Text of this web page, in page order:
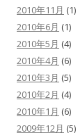
2010年11月 (1)
2010年6月 (1)
2010年5月 (4)
2010年4月 (6)
2010年3月 (5)
2010年2月 (4)
2010年1月 (6)
2009年12月 (5)